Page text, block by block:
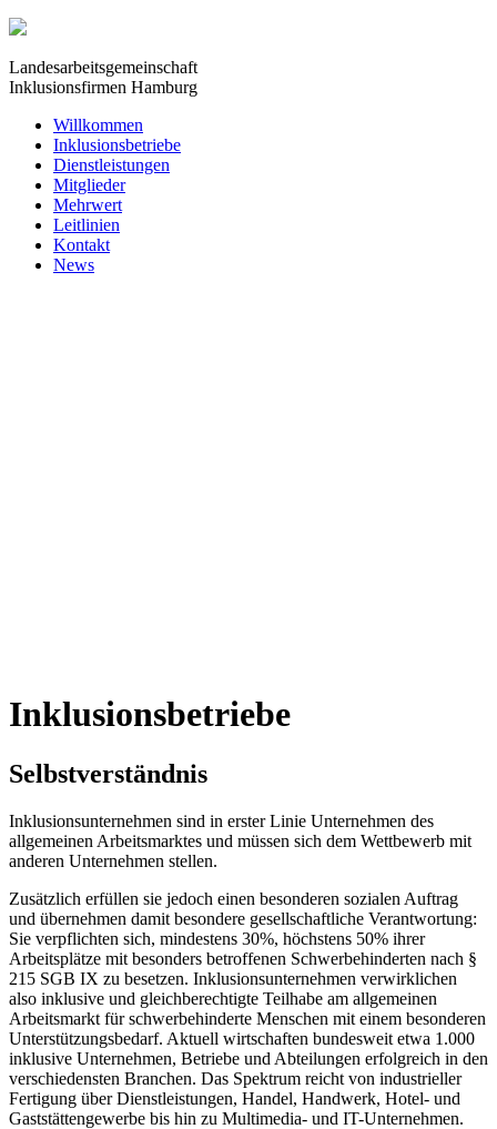
Landesarbeitsgemeinschaft
Inklusionsfirmen Hamburg
Willkommen
Inklusionsbetriebe
Dienstleistungen
Mitglieder
Mehrwert
Leitlinien
Kontakt
News
Inklusionsbetriebe
Selbstverständnis
Inklusionsunternehmen sind in erster Linie Unternehmen des
allgemeinen Arbeitsmarktes und müssen sich dem Wettbewerb mit
anderen Unternehmen stellen.
Zusätzlich erfüllen sie jedoch einen besonderen sozialen Auftrag
und übernehmen damit besondere gesellschaftliche Verantwortung:
Sie verpflichten sich, mindestens 30%, höchstens 50% ihrer
Arbeitsplätze mit besonders betroffenen Schwerbehinderten nach §
215 SGB IX zu besetzen. Inklusionsunternehmen verwirklichen
also inklusive und gleichberechtigte Teilhabe am allgemeinen
Arbeitsmarkt für schwerbehinderte Menschen mit einem besonderen
Unterstützungsbedarf. Aktuell wirtschaften bundesweit etwa 1.000
inklusive Unternehmen, Betriebe und Abteilungen erfolgreich in den
verschiedensten Branchen. Das Spektrum reicht von industrieller
Fertigung über Dienstleistungen, Handel, Handwerk, Hotel- und
Gaststättengewerbe bis hin zu Multimedia- und IT-Unternehmen.